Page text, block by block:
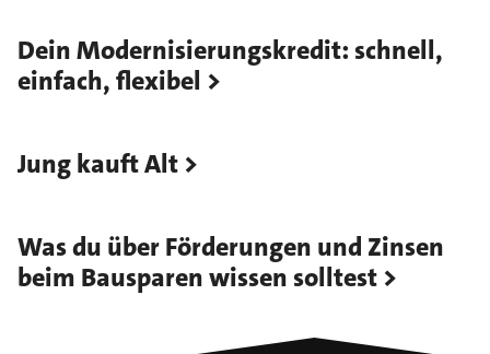
Dein Modernisierungskredit: schnell,
einfach, flexibel
Jung kauft Alt
Was du über Förderungen und Zinsen
beim Bausparen wissen solltest